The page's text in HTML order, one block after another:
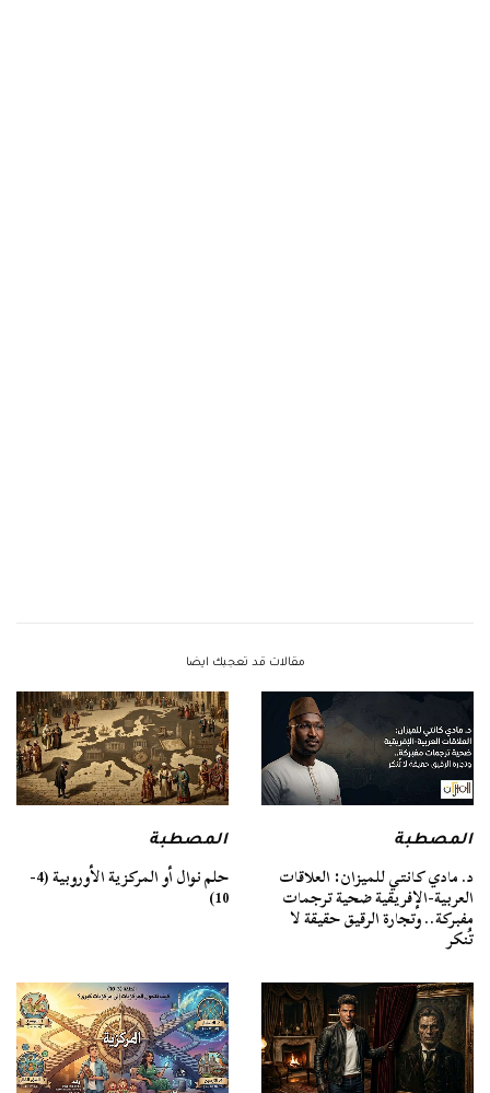
مقالات قد تعجبك ايضا
المصطبة
د. مادي كانتي للميزان: العلاقات
العربية-الإفريقية ضحية ترجمات
مفبركة.. وتجارة الرقيق حقيقة لا
تُنكر
المصطبة
حلم نوال أو المركزية الأوروبية (4-
10)